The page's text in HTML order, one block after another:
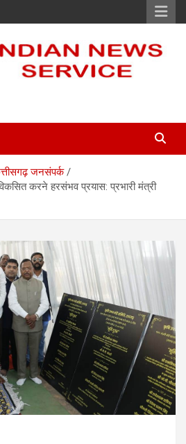
जनसंपर्क
करने हरसंभव प्रयास: प्रभारी मंत्री